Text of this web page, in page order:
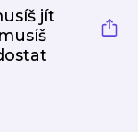
jít